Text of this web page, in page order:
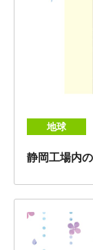
地球
静岡工場内